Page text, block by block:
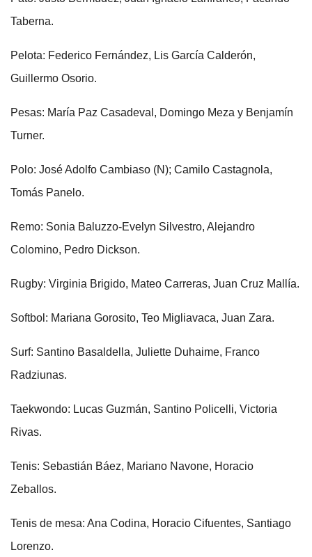
Taberna.
Pelota: Federico Fernández, Lis García Calderón,
Guillermo Osorio.
Pesas: María Paz Casadeval, Domingo Meza y Benjamín
Turner.
Polo: José Adolfo Cambiaso (N); Camilo Castagnola,
Tomás Panelo.
Remo: Sonia Baluzzo-Evelyn Silvestro, Alejandro
Colomino, Pedro Dickson.
Rugby: Virginia Brigido, Mateo Carreras, Juan Cruz Mallía.
Softbol: Mariana Gorosito, Teo Migliavaca, Juan Zara.
Surf: Santino Basaldella, Juliette Duhaime, Franco
Radziunas.
Taekwondo: Lucas Guzmán, Santino Policelli, Victoria
Rivas.
Tenis: Sebastián Báez, Mariano Navone, Horacio
Zeballos.
Tenis de mesa: Ana Codina, Horacio Cifuentes, Santiago
Lorenzo.